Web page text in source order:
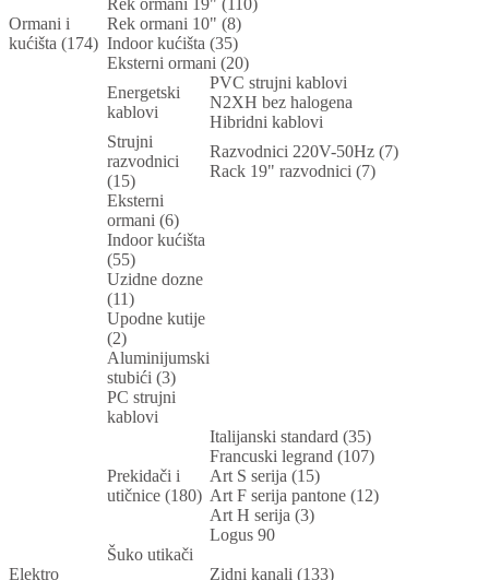
Ormani i
kućišta (174)
Rek ormani 19" (110)
Rek ormani 10" (8)
Indoor kućišta (35)
Eksterni ormani (20)
Elektro
Energetski
kablovi
PVC strujni kablovi
N2XH bez halogena
Hibridni kablovi
Strujni
razvodnici
(15)
Razvodnici 220V-50Hz (7)
Rack 19" razvodnici (7)
Eksterni
ormani (6)
Indoor kućišta
(55)
Uzidne dozne
(11)
Upodne kutije
(2)
Aluminijumski
stubići (3)
PC strujni
kablovi
Prekidači i
utičnice (180)
Italijanski standard (35)
Francuski legrand (107)
Art S serija (15)
Art F serija pantone (12)
Art H serija (3)
Logus 90
Šuko utikači
Zidni kanali (133)